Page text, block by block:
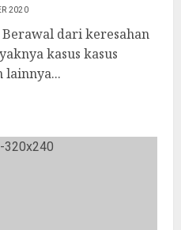
2020
dari keresahan
kasus kasus
lainnya...